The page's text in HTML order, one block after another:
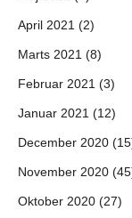
April 2021 (2)
Marts 2021 (8)
Februar 2021 (3)
Januar 2021 (12)
December 2020
November 2020
Oktober 2020 (27)